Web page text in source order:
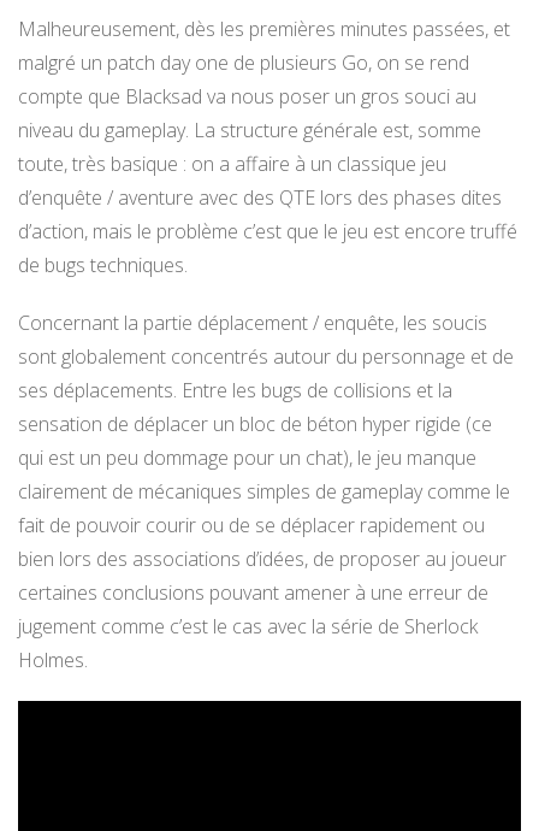
Malheureusement, dès les premières minutes passées, et
malgré un patch day one de plusieurs Go, on se rend
compte que Blacksad va nous poser un gros souci au
niveau du gameplay. La structure générale est, somme
toute, très basique : on a affaire à un classique jeu
d’enquête / aventure avec des QTE lors des phases dites
d’action, mais le problème c’est que le jeu est encore truffé
de bugs techniques.
Concernant la partie déplacement / enquête, les soucis
sont globalement concentrés autour du personnage et de
ses déplacements. Entre les bugs de collisions et la
sensation de déplacer un bloc de béton hyper rigide (ce
qui est un peu dommage pour un chat), le jeu manque
clairement de mécaniques simples de gameplay comme le
fait de pouvoir courir ou de se déplacer rapidement ou
bien lors des associations d’idées, de proposer au joueur
certaines conclusions pouvant amener à une erreur de
jugement comme c’est le cas avec la série de Sherlock
Holmes.